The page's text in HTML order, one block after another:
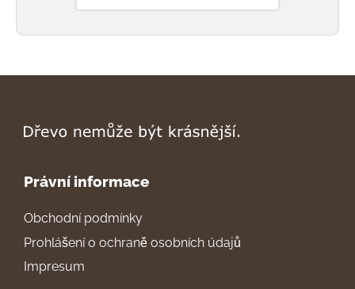
Právní informace
Obchodní podmínky
Prohlášení o ochraně osobních údajů
Impresum